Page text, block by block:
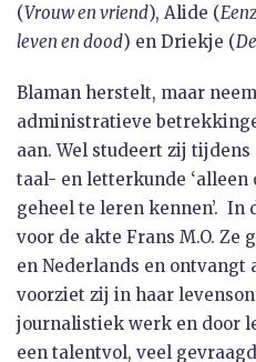
(Vrouw en vriend), Alide (
leven en dood) en Driekje (
Blaman herstelt, maar
administratieve
aan. Wel studeert zij
taal- en letterkunde
geheel te leren kennen’. In
voor de akte Frans M.O. Ze
en Nederlands en
voorziet zij in haar
journalistiek werk en door
een talentvol, veel